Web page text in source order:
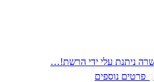
ניתנת עלי ידי הרשת!…
פרטים נוספים